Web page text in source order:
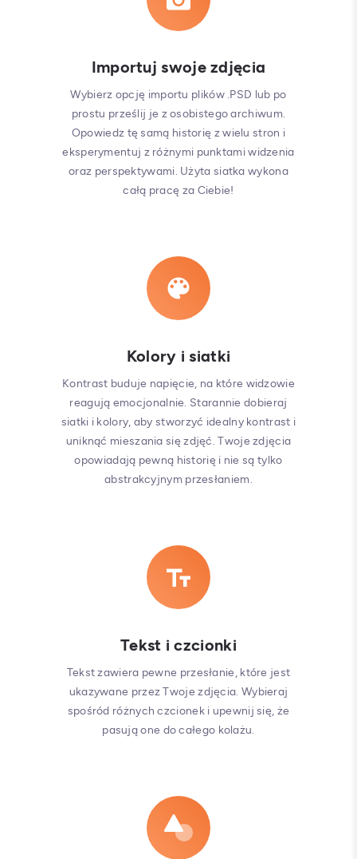
Importuj swoje zdjęcia
Wybierz opcję importu plików .PSD lub po
prostu prześlij je z osobistego archiwum.
Opowiedz tę samą historię z wielu stron i
eksperymentuj z różnymi punktami widzenia
oraz perspektywami. Użyta siatka wykona
całą pracę za Ciebie!
Kolory i siatki
Kontrast buduje napięcie, na które widzowie
reagują emocjonalnie. Starannie dobieraj
siatki i kolory, aby stworzyć idealny kontrast i
uniknąć mieszania się zdjęć. Twoje zdjęcia
opowiadają pewną historię i nie są tylko
abstrakcyjnym przesłaniem.
Tekst i czcionki
Tekst zawiera pewne przesłanie, które jest
ukazywane przez Twoje zdjęcia. Wybieraj
spośród różnych czcionek i upewnij się, że
pasują one do całego kolażu.